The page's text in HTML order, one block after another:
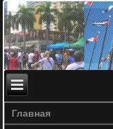
Главная